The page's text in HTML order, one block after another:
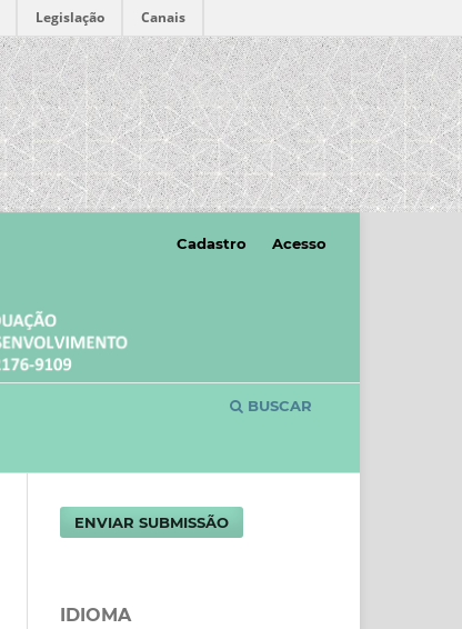
Legislação Canais
BUSCAR
Cadastro Acesso
ENVIAR SUBMISSÃO
IDIOMA